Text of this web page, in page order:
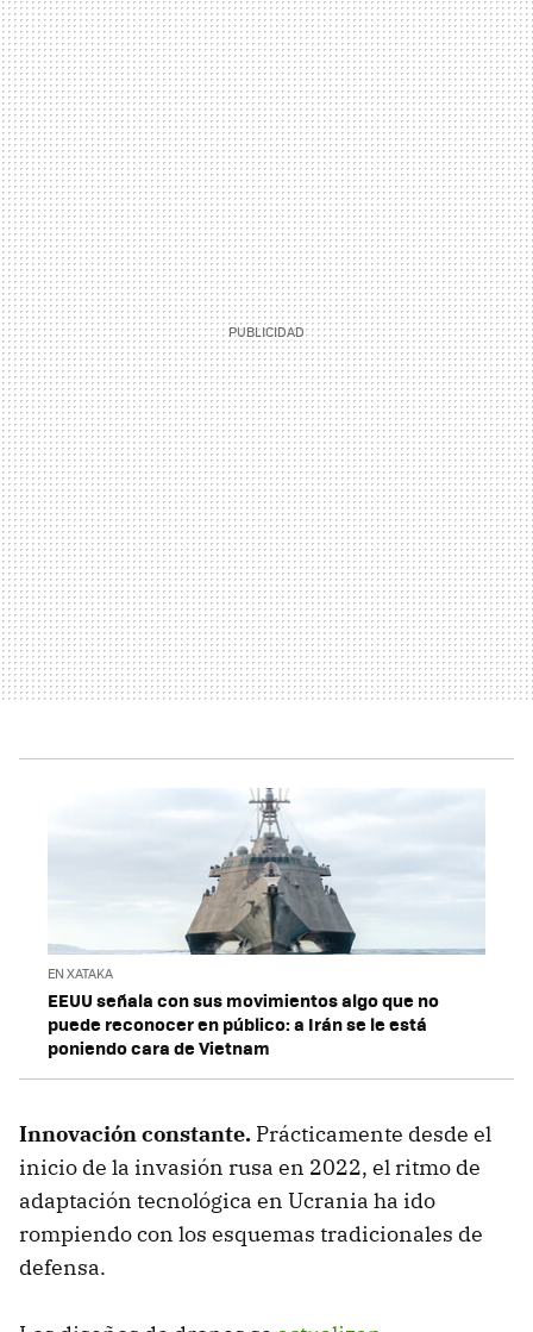
EN XATAKA
EEUU señala con sus movimientos algo que no
puede reconocer en público: a Irán se le está
poniendo cara de Vietnam
Innovación constante. Prácticamente desde el
inicio de la invasión rusa en 2022, el ritmo de
adaptación tecnológica en Ucrania ha ido
rompiendo con los esquemas tradicionales de
defensa.